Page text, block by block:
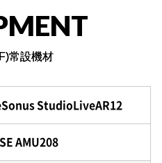
常設機材
StudioLiveAR12
AMU208